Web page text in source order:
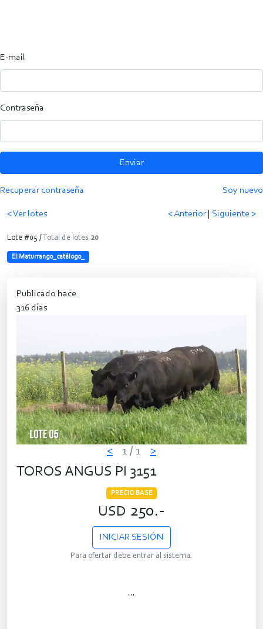
E-mail
Contraseña
Enviar
Recuperar contraseña Soy nuevo
< Ver lotes < Anterior Siguiente >
Lote #05 /Total de lotes 20
El Maturrango_catálogo_
Publicado hace
316 días
< 1 / 1 >
TOROS ANGUS PI 3151
PRECIO BASE
USD 250.-
INICIAR SESIÓN
Para ofertar debe entrar al sistema.
...